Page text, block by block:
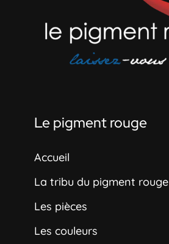
Le pigment rouge
Accueil
La tribu du pigment rouge
Les pièces
Les couleurs